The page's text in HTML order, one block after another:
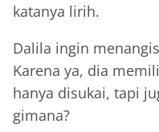
katanya lirih.
Dalila ingin
Karena ya, dia
hanya disukai, tapi
gimana?